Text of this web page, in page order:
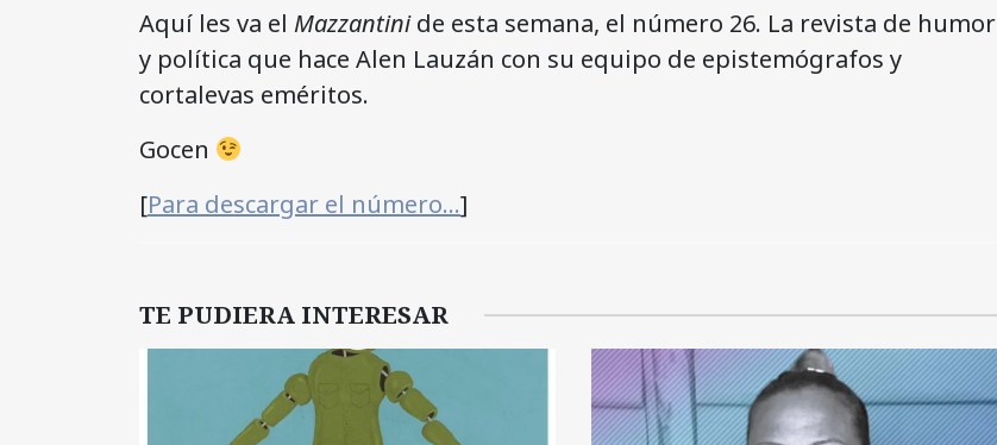
Aquí les va el Mazzantinide esta semana, el número 26. La revista de humor
y política que hace Alen Lauzán con su equipo de epistemógrafos y
cortalevas eméritos.
Gocen
[Para descargar el número…]
TE PUDIERA INTERESAR